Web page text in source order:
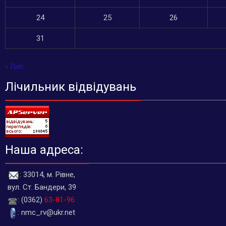
24 25 26
31
« Лип
Лічильник відвідувань
Наша адреса:
: 33014, м. Рівне,
вул. Ст. Бандери, 39
: (0362) 63-81-96
: nmc_rv@ukr.net